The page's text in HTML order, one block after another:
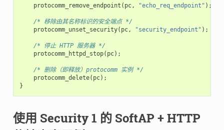
protocomm_remove_endpoint ( pc, "echo_req_endpoint" );
/* 移除由其名称标识的安全端点 */
protocomm_unset_security( pc, "security_endpoint" );
/* 停止 HTTP 服务器 */
protocomm_httpd_stop( pc);
/* 删除（即释放）protocomm 实例 */
protocomm_delete( pc);
}
使用 Security 1 的 SoftAP + HTTP